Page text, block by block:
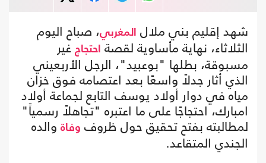
شهد إقليم بني ملال المغربي، صباح اليوم
الثلاثاء، نهاية مأساوية لقصة
احتجاج غير
مسبوقة، بطلها "بوعبيد"، الرجل الأربعيني
الذي أثار جدلاً واسعًا بعد اعتصامه فوق خزان
مياه في دوار أولاد يوسف التابع لجماعة أولاد
امبارك، احتجاجًا على ما اعتبره "تجاهلاً رسمياً"
لمطالبته بفتح تحقيق حول ظروف وفاة والده
الجندي المتقاعد.